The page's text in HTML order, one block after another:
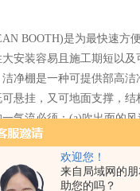
欢迎您！
来自局域网的
助您的吗？
BOOTH)是为最快速方
安装容易且施工期短以
净棚是一种可提供部高
悬挂，又可地面支撑，结
气流必须：(a)吹出面的
之现象发生，而0.5m/s之
锈钢方通、铁方通喷塑）
静电垂帘（或亚克力板）